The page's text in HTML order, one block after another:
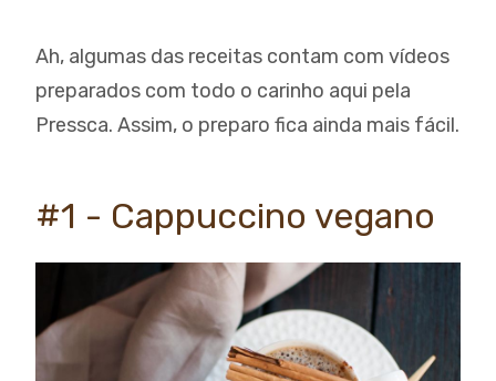
Ah, algumas das receitas contam com vídeos
preparados com todo o carinho aqui pela
Pressca. Assim, o preparo fica ainda mais fácil.
#1 - Cappuccino vegano